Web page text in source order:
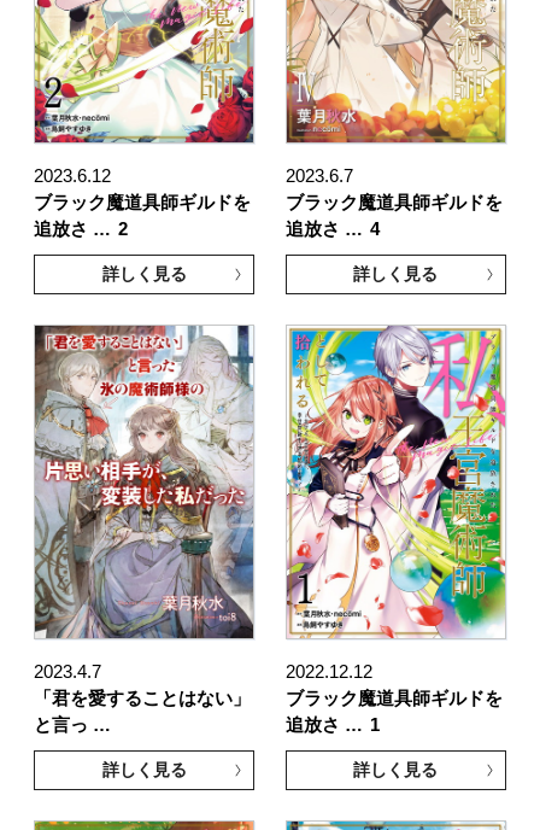
2023.6.12
ブラック魔道具師ギルドを
追放さ … 2
詳しく見る
2023.6.7
ブラック魔道具師ギルドを
追放さ … 4
詳しく見る
2023.4.7
「君を愛することはない」
と言っ …
詳しく見る
2022.12.12
ブラック魔道具師ギルドを
追放さ … 1
詳しく見る